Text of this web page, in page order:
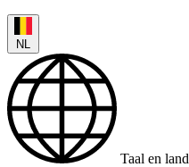
NL
Taal en land